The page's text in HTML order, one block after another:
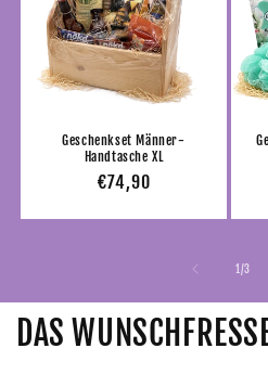
Geschenkset Männer-
Handtasche XL
Normaler
€74,90
1 /von
3
DAS